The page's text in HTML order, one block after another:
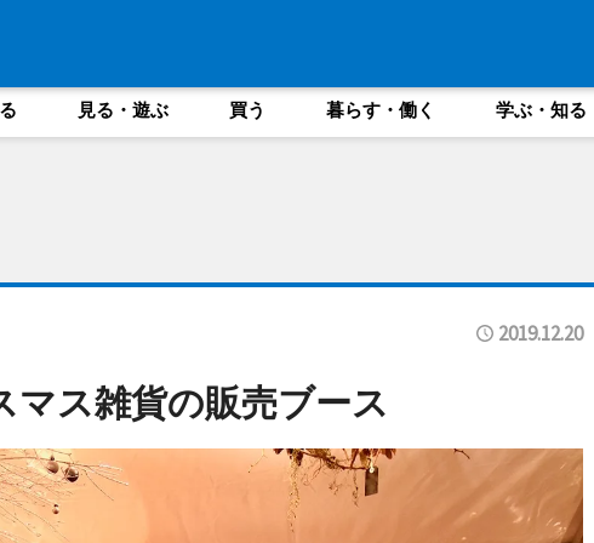
見る・遊ぶ 買う 暮らす・働く 学ぶ・知る
2019.12.20
マス雑貨の販売ブース